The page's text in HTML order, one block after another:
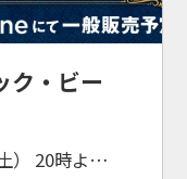
ク・ビー
） 20時より